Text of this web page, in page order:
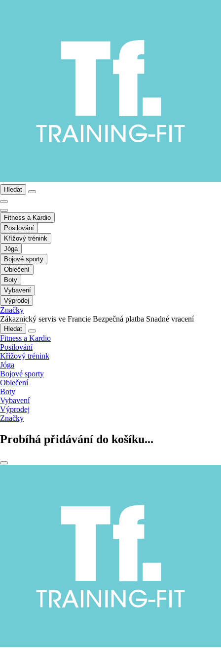
Hledat
Fitness a Kardio
Posilování
Křížový trénink
Jóga
Bojové sporty
Oblečení
Boty
Vybavení
Výprodej
Značky
Zákaznický servis ve Francie Bezpečná platba Snadné vracení
Hledat
Fitness a Kardio
Posilování
Křížový trénink
Jóga
Bojové sporty
Oblečení
Boty
Vybavení
Výprodej
Značky
Probíhá přidávání do košíku...